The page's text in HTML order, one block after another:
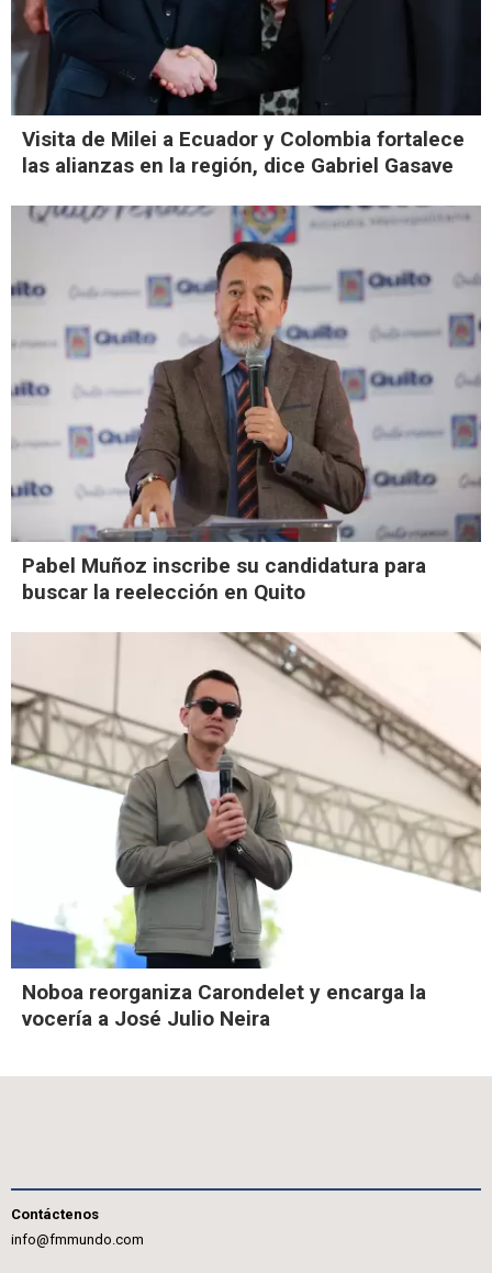
Visita de Milei a Ecuador y Colombia fortalece
las alianzas en la región, dice Gabriel Gasave
Pabel Muñoz inscribe su candidatura para
buscar la reelección en Quito
Noboa reorganiza Carondelet y encarga la
vocería a José Julio Neira
Contáctenos
info@fmmundo.com